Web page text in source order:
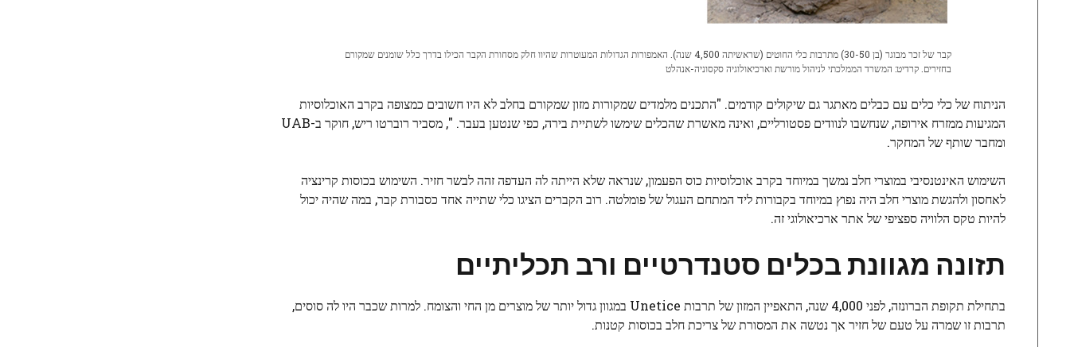
קבר של זכר מבוגר (בן 30-50) מתרבות כלי החוטים (שראשיתה 4,500 שנה). האמפורות הגדולות המעוטרות שהיוו חלק מסחורת הקבר הכילו בדרך כלל שומנים שמקורם
בחזירים. קרדיט: המשרד הממלכתי לניהול מורשת וארכיאולוגיה סקסוניה-אנהלט
הניתוח של כלי כלים עם כבלים מאתגר גם שיקולים קודמים. "התכנים מלמדים שמקורות מזון שמקורם בחלב לא היו חשובים כמצופה בקרב האוכלוסיות
המגיעות ממזרח אירופה, שנחשבו לנוודים פסטורליים, ואינה מאשרת שהכלים שימשו לשתיית בירה, כפי שנטען בעבר. ", מסביר רוברטו ריש, חוקר ב-UAB
ומחבר שותף של המחקר.
השימוש האינטנסיבי במוצרי חלב נמשך במיוחד בקרב אוכלוסיות כוס הפעמון, שנראה שלא הייתה לה העדפה זהה לבשר חזיר. השימוש בכוסות קרינציה
לאחסון ולהגשת מוצרי חלב היה נפוץ במיוחד בקבורות ליד המתחם העגול של פומלטה. רוב הקברים הציגו כלי שתייה אחד כסבורת קבר, במה שהיה יכול
להיות טקס הלוויה ספציפי של אתר ארכיאולוגי זה.
תזונה מגוונת בכלים סטנדרטיים ורב תכליתיים
בתחילת תקופת הברונזה, לפני 4,000 שנה, התאפיין המזון של תרבות Unetice במגוון גדול יותר של מוצרים מן החי והצומח. למרות שכבר היו לה סוסים,
תרבות זו שמרה על טעם של חזיר אך נטשה את המסורת של צריכת חלב בכוסות קטנות.